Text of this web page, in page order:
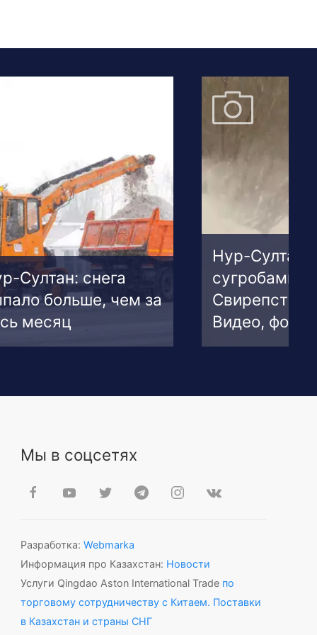
Султан: снега
больше, чем за
месяц
Нур-Султан
сугробами.
Видео, фото
Мы в соцсетях
Разработка:Webmarka
Информация про Казахстан: Новости
Услуги Qingdao Aston International Trade по
торговому сотрудничеству с Китаем. Поставки
в Казахстан и страны СНГ